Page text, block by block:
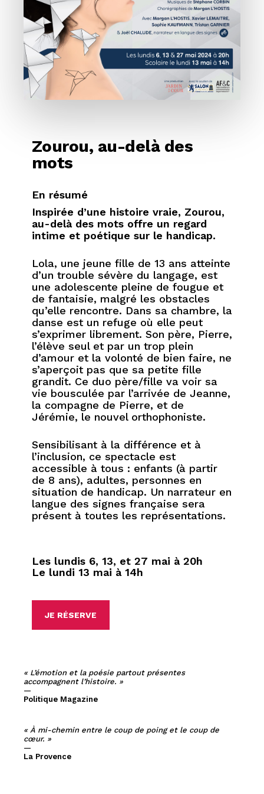
Zourou, au-delà des
mots
En résumé
Inspirée d’une histoire vraie, Zourou,
au-delà des mots offre un regard
intime et poétique sur le handicap.
Lola, une jeune fille de 13 ans atteinte
d’un trouble sévère du langage, est
une adolescente pleine de fougue et
de fantaisie, malgré les obstacles
qu’elle rencontre. Dans sa chambre, la
danse est un refuge où elle peut
s’exprimer librement. Son père, Pierre,
l’élève seul et par un trop plein
d’amour et la volonté de bien faire, ne
s’aperçoit pas que sa petite fille
grandit. Ce duo père/fille va voir sa
vie bousculée par l’arrivée de Jeanne,
la compagne de Pierre, et de
Jérémie, le nouvel orthophoniste.
Sensibilisant à la différence et à
l’inclusion, ce spectacle est
accessible à tous : enfants (à partir
de 8 ans), adultes, personnes en
situation de handicap. Un narrateur en
langue des signes française sera
présent à toutes les représentations.
Les lundis 6, 13, et 27 mai à 20h
Le lundi 13 mai à 14h
JE RÉSERVE
« L’émotion et la poésie partout présentes
accompagnent l’histoire. »
—
Politique Magazine
« À mi-chemin entre le coup de poing et le coup de
cœur. »
—
La Provence